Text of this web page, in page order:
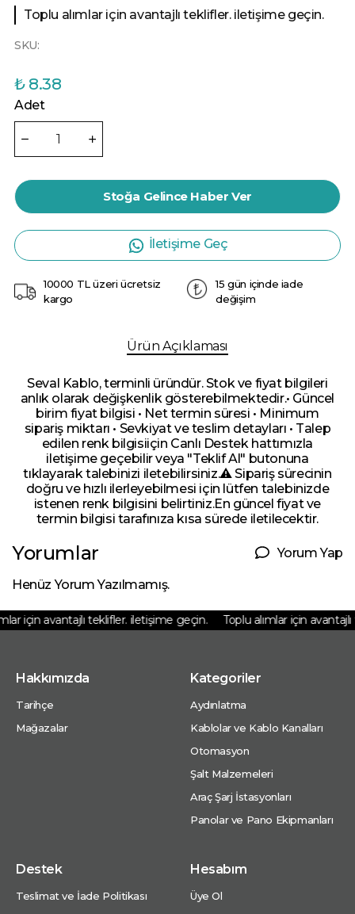
Toplu alımlar için avantajlı teklifler. iletişime geçin.
SKU:
₺ 8.38
Adet
Stoğa Gelince Haber Ver
İletişime Geç
10000 TL üzeri ücretsiz
kargo
15 gün içinde iade
değişim
Ürün Açıklaması
Seval Kablo, terminli üründür. Stok ve fiyat bilgileri
anlık olarak değişkenlik gösterebilmektedir.• Güncel
birim fiyat bilgisi • Net termin süresi • Minimum
sipariş miktarı • Sevkiyat ve teslim detayları • Talep
edilen renk bilgisiiçin Canlı Destek hattımızla
iletişime geçebilir veya "Teklif Al" butonuna
tıklayarak talebinizi iletebilirsiniz.⚠️ Sipariş sürecinin
doğru ve hızlı ilerleyebilmesi için lütfen talebinizde
istenen renk bilgisini belirtiniz.En güncel fiyat ve
termin bilgisi tarafınıza kısa sürede iletilecektir.
Yorumlar Yorum Yap
Henüz Yorum Yazılmamış.
için avantajlı teklifler. iletişime geçin. Toplu alımlar için
Hakkımızda
Tarihçe
Mağazalar
Kategoriler
Aydınlatma
Kablolar ve Kablo Kanalları
Otomasyon
Şalt Malzemeleri
Araç Şarj İstasyonları
Panolar ve Pano Ekipmanları
Destek
Teslimat ve İade Politikası
Hesabım
Üye Ol